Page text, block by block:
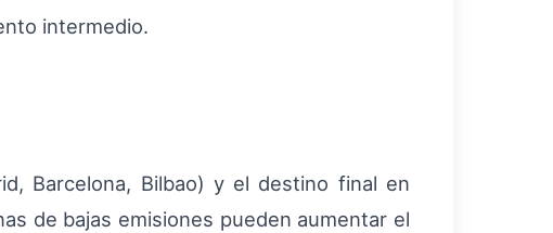
intermedio.
Barcelona, Bilbao) y el destino final en
de bajas emisiones pueden aumentar el